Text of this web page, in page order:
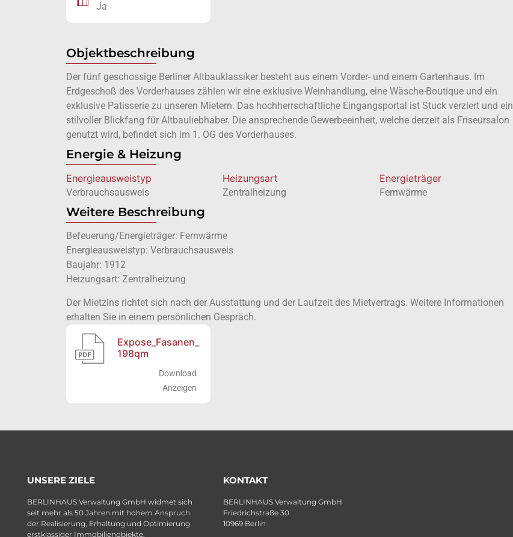
Ja
Objektbeschreibung
Der fünf geschossige Berliner Altbauklassiker besteht aus einem Vorder- und einem Gartenhaus. Im
Erdgeschoß des Vorderhauses zählen wir eine exklusive Weinhandlung, eine Wäsche-Boutique und ein
exklusive Patisserie zu unseren Mietern. Das hochherrschaftliche Eingangsportal ist Stuck verziert und ein
stilvoller Blickfang für Altbauliebhaber. Die ansprechende Gewerbeeinheit, welche derzeit als Friseursalon
genutzt wird, befindet sich im 1. OG des Vorderhauses.
Energie & Heizung
Energie­ausweistyp
Verbrauchsausweis
Heizungsart
Zentralheizung
Energieträger
Fernwärme
Weitere Beschreibung
Befeuerung/Energieträger: Fernwärme
Energieausweistyp: Verbrauchsausweis
Baujahr: 1912
Heizungsart: Zentralheizung
Der Mietzins richtet sich nach der Ausstattung und der Laufzeit des Mietvertrags. Weitere Informationen
erhalten Sie in einem persönlichen Gespräch.
Expose_Fasanen_
198qm
Download
Anzeigen
UNSERE ZIELE
BERLINHAUS Verwaltung GmbH widmet sich
seit mehr als 50 Jahren mit hohem Anspruch
der Realisierung, Erhaltung und Optimierung
erstklassiger Immobilienobjekte.
KONTAKT
BERLINHAUS Verwaltung GmbH
Friedrichstraße 30
10969 Berlin